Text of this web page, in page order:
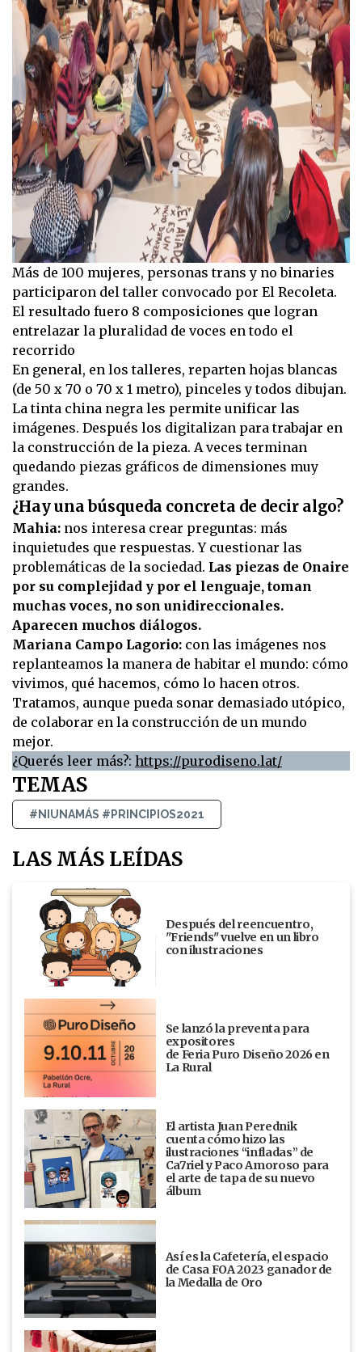
Más de 100 mujeres, personas trans y no binaries
participaron del taller convocado por El Recoleta.
El resultado fuero 8 composiciones que logran
entrelazar la pluralidad de voces en todo el
recorrido
En general, en los talleres, reparten hojas blancas
(de 50 x 70 o 70 x 1 metro), pinceles y todos dibujan.
La tinta china negra les permite unificar las
imágenes. Después los digitalizan para trabajar en
la construcción de la pieza. A veces terminan
quedando piezas gráficos de dimensiones muy
grandes.
¿Hay una búsqueda concreta de decir algo?
Mahia: nos interesa crear preguntas: más
inquietudes que respuestas. Y cuestionar las
problemáticas de la sociedad. Las piezas de Onaire
por su complejidad y por el lenguaje, toman
muchas voces, no son unidireccionales.
Aparecen muchos diálogos.
Mariana Campo Lagorio: con las imágenes nos
replanteamos la manera de habitar el mundo: cómo
vivimos, qué hacemos, cómo lo hacen otros.
Tratamos, aunque pueda sonar demasiado utópico,
de colaborar en la construcción de un mundo
mejor.
¿Querés leer más?: https://purodiseno.lat/
TEMAS
#NIUNAMÁS #PRINCIPIOS2021
LAS MÁS LEÍDAS
Después del reencuentro,
"Friends" vuelve en un libro
con ilustraciones
Se lanzó la preventa para
expositores
de Feria Puro Diseño 2026 en
La Rural
El artista Juan Perednik
cuenta cómo hizo las
ilustraciones “infladas” de
Ca7riel y Paco Amoroso para
el arte de tapa de su nuevo
álbum
Así es la Cafetería, el espacio
de Casa FOA 2023 ganador de
la Medalla de Oro